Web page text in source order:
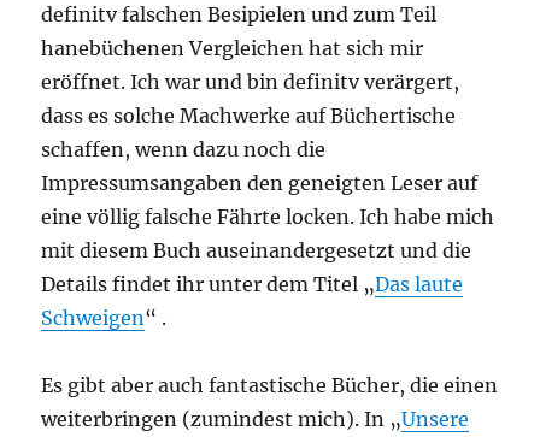
definitv falschen Besipielen und zum Teil
hanebüchenen Vergleichen hat sich mir
eröffnet. Ich war und bin definitv verärgert,
dass es solche Machwerke auf Büchertische
schaffen, wenn dazu noch die
Impressumsangaben den geneigten Leser auf
eine völlig falsche Fährte locken. Ich habe mich
mit diesem Buch auseinandergesetzt und die
Details findet ihr unter dem Titel „Das laute
Schweigen“ .
Es gibt aber auch fantastische Bücher, die einen
weiterbringen (zumindest mich). In „Unsere